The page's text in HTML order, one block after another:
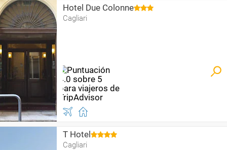
Hotel Due Colonne
Cagliari
T Hotel
Cagliari